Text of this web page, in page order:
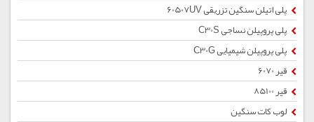
پلی اتیلن سنگین تزریقی 60507UV
پلی پروپیلن نساجی C30S
پلی پروپیلن شیمیایی C30G
قیر 6070
قیر 85100
لوب کات سنگین